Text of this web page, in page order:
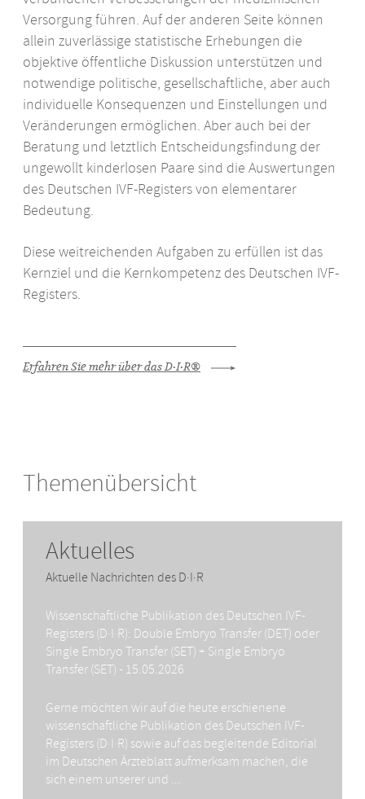
Versorgung führen. Auf der anderen Seite können
allein zuverlässige statistische Erhebungen die
objektive öffentliche Diskussion unterstützen und
notwendige politische, gesellschaftliche, aber auch
individuelle Konsequenzen und Einstellungen und
Veränderungen ermöglichen. Aber auch bei der
Beratung und letztlich Entscheidungsfindung der
ungewollt kinderlosen Paare sind die Auswertungen
des Deutschen IVF-Registers von elementarer
Bedeutung.
Diese weitreichenden Aufgaben zu erfüllen ist das
Kernziel und die Kernkompetenz des Deutschen IVF-
Registers.
Erfahren Sie mehr über das D·I·R®
Themenübersicht
Aktuelles
Aktuelle Nachrichten des D·I·R
Wissenschaftliche Publikation des Deutschen IVF-
Registers (D·I·R): Double Embryo Transfer (DET) oder
Single Embryo Transfer (SET) + Single Embryo
Transfer (SET) - 15.05.2026
Gerne möchten wir auf die heute erschienene
wissenschaftliche Publikation des Deutschen IVF-
Registers (D·I·R) sowie auf das begleitende Editorial
im Deutschen Ärzteblatt aufmerksam machen, die
sich einem unserer und ...